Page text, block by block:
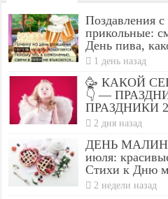
Поздавления
прикольные:
День пива,
1 день назад
🥳 КАКОЙ
👇 —
ПРАЗДНИКИ
2 дня назад
ДЕНЬ
июля:
Стихи к Дню
2 недели назад